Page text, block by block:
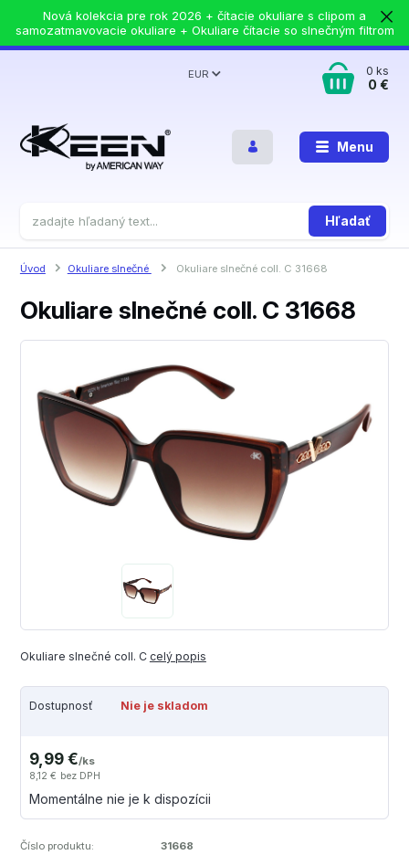
Nová kolekcia pre rok 2026 + čítacie okuliare s clipom a
samozatmavovacie okuliare + Okuliare čítacie so slnečným filtrom
Menu
EUR
Hľadať
0ks
0 €
Úvod Okuliare slnečné Okuliare slnečné coll. C 31668
Okuliare slnečné coll. C 31668
Okuliare slnečné coll. C celý popis
Dostupnosť Nie je skladom
9,99 €/ks
8,12 € bez DPH
Momentálne nie je k dispozícii
Číslo produktu: 31668